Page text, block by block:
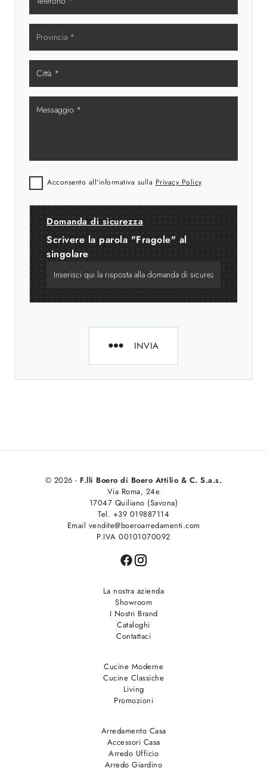
Acconsento all'informativa sulla Privacy Policy
Domanda di sicurezza
Scrivere la parola "Fragole" al
singolare
INVIA
© 2026 - F.lli Boero di Boero Attilio & C. S.a.s.
Via Roma, 24e
17047 Quiliano (Savona)
Tel. +39 019887114
Email vendite@boeroarredamenti.com
P.IVA 00101070092
La nostra azienda
Showroom
I Nostri Brand
Cataloghi
Contattaci
Cucine Moderne
Cucine Classiche
Living
Promozioni
Arredamento Casa
Accessori Casa
Arredo Ufficio
Arredo Giardino